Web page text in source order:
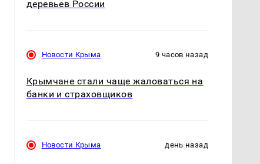
деревьев России
Новости Крыма 9 часов назад
Крымчане стали чаще жаловаться на
банки и страховщиков
Новости Крыма день назад